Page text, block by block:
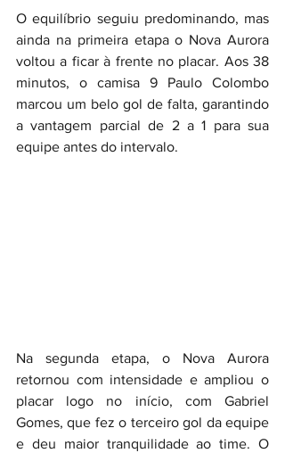
O equilíbrio seguiu predominando, mas
ainda na primeira etapa o Nova Aurora
voltou a ficar à frente no placar. Aos 38
minutos, o camisa 9 Paulo Colombo
marcou um belo gol de falta, garantindo
a vantagem parcial de 2 a 1 para sua
equipe antes do intervalo.
Na segunda etapa, o Nova Aurora
retornou com intensidade e ampliou o
placar logo no início, com Gabriel
Gomes, que fez o terceiro gol da equipe
e deu maior tranquilidade ao time. O